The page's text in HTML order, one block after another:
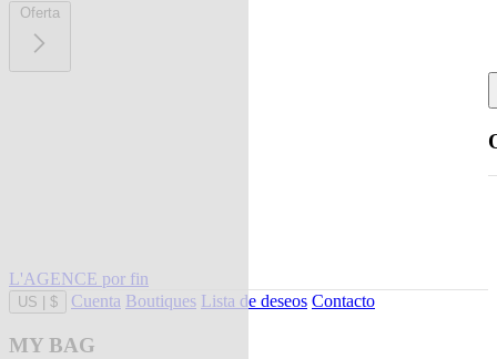
Oferta
L'AGENCE por fin
US $ Cuenta Boutiques Lista de deseos Contacto
MY BAG